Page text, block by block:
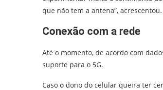
que não tem a antena”, acrescentou.
Conexão com a rede
Até o momento, de acordo com
suporte para o 5G.
Caso o dono do celular queira ter